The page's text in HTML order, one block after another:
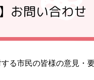
お問い合わせ
る市民の皆様の意見